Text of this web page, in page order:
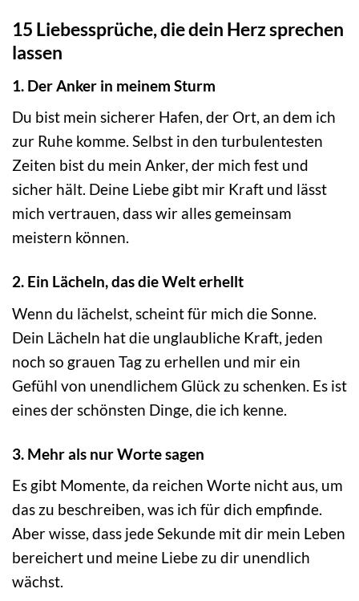
15 Liebessprüche, die dein Herz sprechen
lassen
1. Der Anker in meinem Sturm
Du bist mein sicherer Hafen, der Ort, an dem ich
zur Ruhe komme. Selbst in den turbulentesten
Zeiten bist du mein Anker, der mich fest und
sicher hält. Deine Liebe gibt mir Kraft und lässt
mich vertrauen, dass wir alles gemeinsam
meistern können.
2. Ein Lächeln, das die Welt erhellt
Wenn du lächelst, scheint für mich die Sonne.
Dein Lächeln hat die unglaubliche Kraft, jeden
noch so grauen Tag zu erhellen und mir ein
Gefühl von unendlichem Glück zu schenken. Es ist
eines der schönsten Dinge, die ich kenne.
3. Mehr als nur Worte sagen
Es gibt Momente, da reichen Worte nicht aus, um
das zu beschreiben, was ich für dich empfinde.
Aber wisse, dass jede Sekunde mit dir mein Leben
bereichert und meine Liebe zu dir unendlich
wächst.